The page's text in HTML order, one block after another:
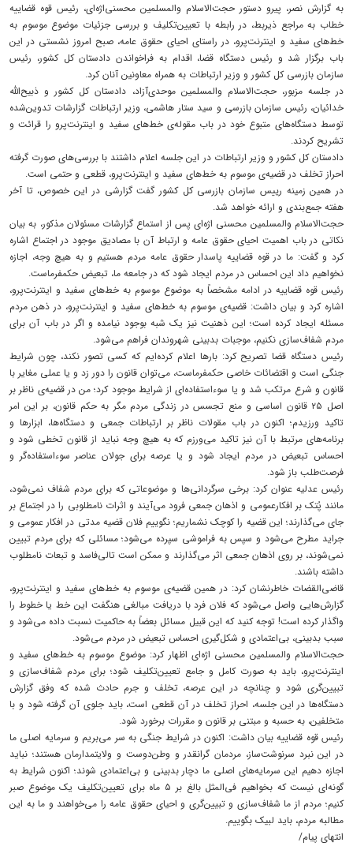
به گزارش نصر، پیرو دستور حجت‌الاسلام والمسلمین محسنی‌اژه‌ای، رئیس قوه قضاییه
خطاب به مراجع ذیربط، در رابطه با تعیین‌تکلیف و بررسی جزئیات موضوع موسوم به
خط‌های سفید و اینترنت‌پرو، در راستای احیای حقوق عامه، صبح امروز نشستی در این
باب برگزار شد و رئیس دستگاه قضا، اقدام به فراخواندن دادستان کل کشور، رئیس
سازمان بازرسی کل کشور و وزیر ارتباطات به همراه معاونین آنان کرد.
در جلسه مزبور، حجت‌الاسلام والمسلمین موحدی‌آزاد، دادستان کل کشور و ذبیح‌الله
خدائیان، رئیس سازمان بازرسی و سید ستار هاشمی، وزیر ارتباطات گزارشات تدوین‌شده
توسط دستگاه‌های متبوع خود در باب مقوله‌ی خط‌های سفید و اینترنت‌پرو را قرائت و
تشریح کردند.
دادستان کل کشور و وزیر ارتباطات در این جلسه اعلام داشتند با بررسی‌های صورت گرفته
احراز تخلف در قضیه‌ی موسوم به خط‌های سفید و اینترنت‌پرو، قطعی و حتمی است.
در همین زمینه رییس سازمان بازرسی کل کشور گفت گزارشی در این خصوص، تا آخر
هفته جمع‌بندی و ارائه خواهد شد.
حجت‌الاسلام والمسلمین محسنی اژه‌ای پس از استماع گزارشات مسئولان مذکور، به بیان
نکاتی در باب اهمیت احیای حقوق عامه و ارتباط آن با مصادیق موجود در اجتماع اشاره
کرد و گفت: ما در قوه قضاییه پاسدار حقوق عامه مردم هستیم و به هیچ وجه، اجازه
نخواهیم داد این احساس در مردم ایجاد شود که در جامعه ما، تبعیض حکمفرماست.
رئیس قوه قضاییه در ادامه مشخصاً به موضوع موسوم به خط‌های سفید و اینترنت‌پرو،
اشاره کرد و بیان داشت: قضیه‌ی موسوم به خط‌های سفید و اینترنت‌پرو، در ذهن مردم
مسئله ایجاد کرده است؛ این ذهنیت نیز یک شبه بوجود نیامده و اگر در باب آن برای
مردم شفاف‌سازی نکنیم، موجبات بدبینی شهروندان فراهم می‌شود.
رئیس دستگاه قضا تصریح کرد: بارها اعلام کرده‌ایم که کسی تصور نکند، چون شرایط
جنگی است و اقتضائات خاصی حکمفرماست، می‌توان قانون را دور زد و یا عملی مغایر با
قانون و شرع مرتکب شد و یا سوء‌استفاده‌ای از شرایط موجود کرد؛ من در قضیه‌ی ناظر بر
اصل ۲۵ قانون اساسی و منع تجسس در زندگی مردم مگر به حکم قانون، بر این امر
تاکید ورزیدم؛ اکنون در باب مقولات ناظر بر ارتباطات جمعی و دستگاه‌ها، ابزارها و
برنامه‌های مرتبط با آن نیز تاکید می‌ورزم که به هیچ وجه نباید از قانون تخطی شود و
احساس تبعیض در مردم ایجاد شود و یا عرصه برای جولان عناصر سوء‌استفاده‌گر و
فرصت‌طلب باز شود.
رئیس عدلیه عنوان کرد: برخی سرگردانی‌ها و موضوعاتی که برای مردم شفاف نمی‌شود،
مانند پُتک بر افکارعمومی و اذهان جمعی فرود می‌آیند و اثرات نامطلوبی را در اجتماع بر
جای می‌گذارند؛ این قضیه را کوچک نشماریم؛ نگوییم فلان قضیه مدتی در افکار عمومی و
جراید مطرح می‌شود و سپس به فراموشی سپرده می‌شود؛ مسائلی که برای مردم تبیین
نمی‌شوند، بر روی اذهان جمعی اثر می‌گذارند و ممکن است تالی‌فاسد و تبعات نامطلوب
داشته باشند.
قاضی‌القضات خاطرنشان کرد: در همین قضیه‌ی موسوم به خط‌های سفید و اینترنت‌پرو،
گزارش‌هایی واصل می‌شود که فلان فرد با دریافت مبالغی هنگفت این خط یا خطوط را
واگذار کرده است! توجه کنید که این قبیل مسائل بعضاً به حاکمیت نسبت داده می‌شود و
سبب بدبینی، بی‌اعتمادی و شکل‌گیری احساس تبعیض در مردم می‌شود.
حجت‌الاسلام والمسلمین محسنی اژه‌ای اظهار کرد: موضوع موسوم به خط‌های سفید و
اینترنت‌پرو، باید به صورت کامل و جامع تعیین‌تکلیف شود؛ برای مردم شفاف‌سازی و
تبیین‌گری شود و چنانچه در این عرصه، تخلف و جرم حادث شده که وفق گزارش
دستگاه‌ها در این جلسه، احراز تخلف در آن قطعی است، باید جلوی آن گرفته شود و با
متخلفین، به حسبه و مبتنی بر قانون و مقررات برخورد شود.
رئیس قوه قضاییه بیان داشت: اکنون در شرایط جنگی به سر می‌بریم و سرمایه اصلی ما
در این نبرد سرنوشت‌ساز، مردمان گرانقدر و وطن‌دوست و ولایتمدارمان هستند؛ نباید
اجازه دهیم این سرمایه‌های اصلی ما دچار بدبینی و بی‌اعتمادی شوند؛ اکنون شرایط به
گونه‌ای نیست که بخواهیم فی‌المثل بالغ بر ۵ ماه برای تعیین‌تکلیف یک موضوع صبر
کنیم؛ مردم از ما شفاف‌سازی و تبیین‌گری و احیای حقوق عامه را می‌خواهند و ما به این
مطالبه مردم، باید لبیک بگوییم.
انتهای پیام/